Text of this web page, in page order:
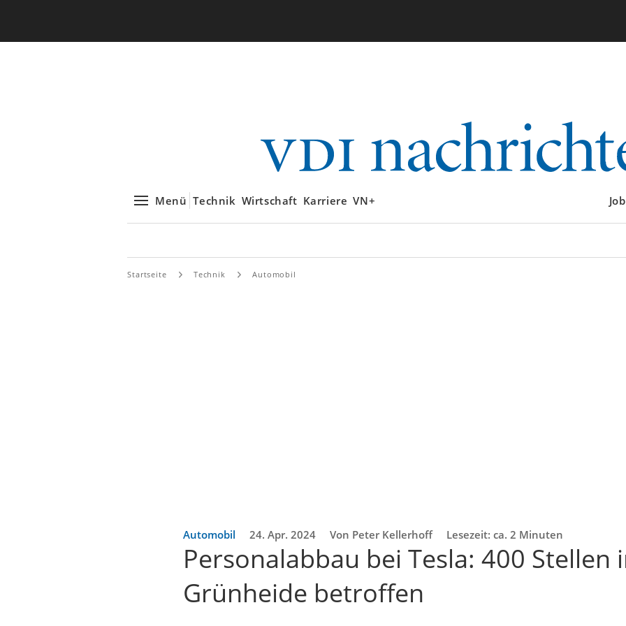
Menü Technik Wirtschaft Karriere VN+
Startseite Technik Automobil
Automobil 24. Apr. 2024 Von Peter Kellerhoff Lesezeit: ca. 2 Minuten
Personalabbau bei Tesla: 400 Stellen
Grünheide betroffen